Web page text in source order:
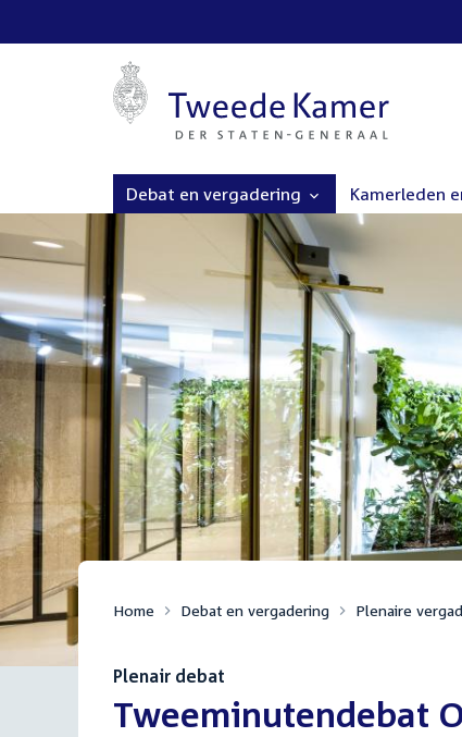
Debat en vergadering Kamerleden
Home Debat en vergadering Plenaire
Plenair debat
:Tweeminutendebat